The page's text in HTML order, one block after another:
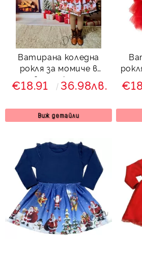
Ватирана коледна
рокля за момиче в
червено с коледна
картинки на еленчета
€18.91 36.98лв.
Виж детайли